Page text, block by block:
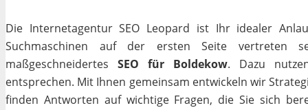
Die Internetagentur SEO Leopard ist Ihr idealer
Suchmaschinen auf der ersten Seite vertreten
maßgeschneidertes SEO für Boldekow. Dazu
entsprechen. Mit Ihnen gemeinsam entwickeln wir
finden Antworten auf wichtige Fragen, die Sie sich